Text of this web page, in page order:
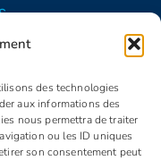
des technologies
aux informations des
nous permettra de traiter
ou les ID uniques
son consentement peut